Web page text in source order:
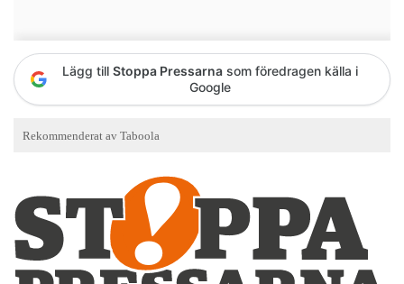
Lägg till Stoppa Pressarna som föredragen källa i
Google